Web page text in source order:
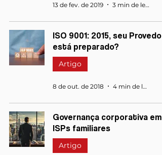
13 de fev. de 2019 3 min de leitura
ISO 9001: 2015, seu Provedor
está preparado?
Artigo
8 de out. de 2018 4 min de leitura
Governança corporativa em
ISPs familiares
Artigo